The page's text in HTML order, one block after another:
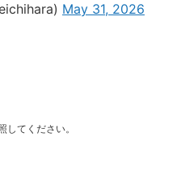
May 31, 2026
てください。